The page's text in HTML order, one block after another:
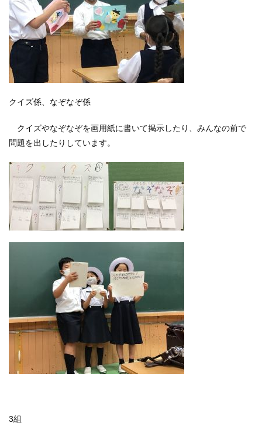
クイズ係、なぞなぞ係
クイズやなぞなぞを画用紙に書いて掲示したり、みんなの前で
問題を出したりしています。
3組